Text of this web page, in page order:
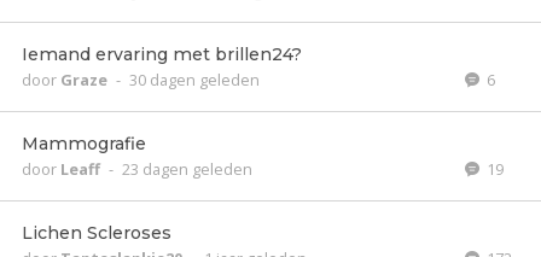
Iemand ervaring met brillen24?
door Graze - 30 dagen geleden 6
Mammografie
door Leaff - 23 dagen geleden 19
Lichen Scleroses